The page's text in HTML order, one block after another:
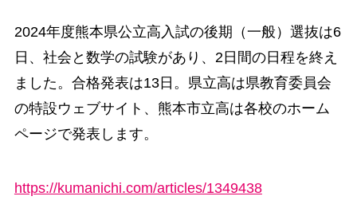
2024年度熊本県公立高入試の後期（一般）選抜は6
日、社会と数学の試験があり、2日間の日程を終え
ました。合格発表は13日。県立高は県教育委員会
の特設ウェブサイト、熊本市立高は各校のホーム
ページで発表します。
https://kumanichi.com/articles/1349438